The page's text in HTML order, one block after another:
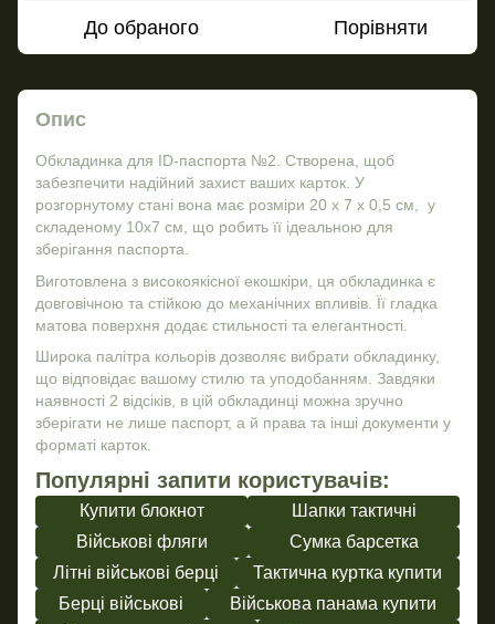
До обраного Порівняти
Опис
Обкладинка для ID-паспорта №2. Створена, щоб
забезпечити надійний захист ваших карток. У
розгорнутому стані вона має розміри 20 х 7 х 0,5 см, у
складеному 10х7 см, що робить її ідеальною для
зберігання паспорта.
Виготовлена з високоякісної екошкіри, ця обкладинка є
довговічною та стійкою до механічних впливів. Її гладка
матова поверхня додає стильності та елегантності.
Широка палітра кольорів дозволяє вибрати обкладинку,
що відповідає вашому стилю та уподобанням. Завдяки
наявності 2 відсіків, в цій обкладинці можна зручно
зберігати не лише паспорт, а й права та інші документи у
форматі карток.
Популярні запити користувачів:
Купити блокнот
Шапки тактичні
Військові фляги
Сумка барсетка
Літні військові берці
Тактична куртка купити
Берці військові
Військова панама купити